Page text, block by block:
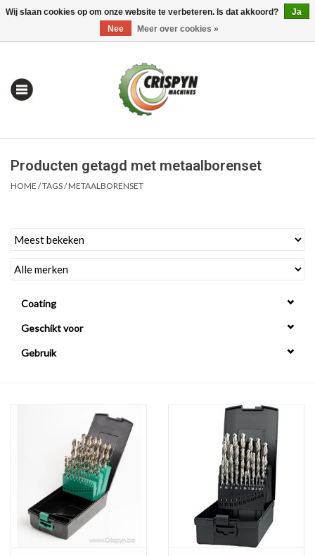
0 Artikelen - €0,00 Mijn account / Registreren
| Alles om te Meten |
Alles om te Boren |
Alles om te Frezen |
Alles om te Zagen |
Alles om te Lassen |
Schroefdraad snijden |
Producten getagd met metaalborenset
HOME /TAGS/METAALBORENSET
Coating
Geschikt voor
Gebruik
Wij slaan cookies op om onze website te verbeteren. Is dat akkoord?
Ja
Nee
Meer over cookies »